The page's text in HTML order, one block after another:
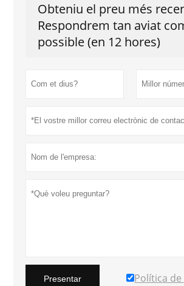
Obteniu el preu més
Respondrem tan aviat
possible (en 12 hores)
Presentar Política